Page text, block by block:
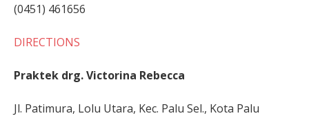
(0451) 461656
DIRECTIONS
Praktek drg. Victorina Rebecca
Jl. Patimura, Lolu Utara, Kec. Palu Sel., Kota Palu